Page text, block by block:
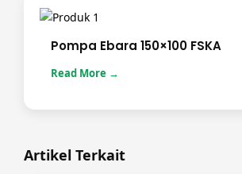
Pompa Ebara 150×100 FSKA
Read More →
Artikel Terkait